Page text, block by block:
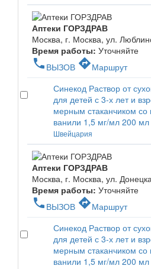
Аптеки ГОРЗДРАВ
Москва, г. Москва, ул.
Время работы: Уточняйте
phone ВЫЗОВ directionsМаршрут
Синекод Раствор от
для детей с 3-х лет и
мерным стаканчиком со
ванили 1,5 мг/мл 200 мл
Швейцария
Аптеки ГОРЗДРАВ
Москва, г. Москва, ул.
Время работы: Уточняйте
phone ВЫЗОВ directionsМаршрут
Синекод Раствор от
для детей с 3-х лет и
мерным стаканчиком со
ванили 1,5 мг/мл 200 мл